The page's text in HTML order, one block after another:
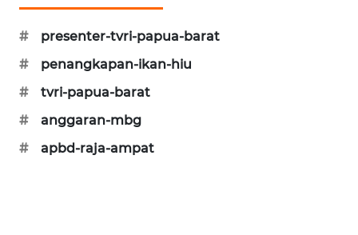
#
presenter-tvri-papua-barat
#
penangkapan-ikan-hiu
#
tvri-papua-barat
#
anggaran-mbg
#
apbd-raja-ampat
ID
NEWS
CILEUNGSI
NEWS